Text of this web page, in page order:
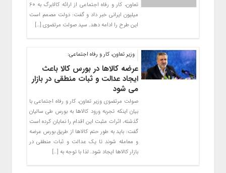
تعاون، کار و رفاه اجتماعی از ارائه کالابرگ به ۶۰
میلیون ایرانی خبر داد و گفت: دولت مصمم است
این طرح را ادامه دهد. سید صولت مرتضوی […]
وزیر تعاون، کار و رفاه اجتماعی:
عرضه کالاها در بورس کالا باعث
ایجاد عدالت و ثبات منطقی در بازار
می شود
صولت مرتضوی وزیر تعاون، کار و رفاه اجتماعی با
بیان اینکه تجربه ورود کالاها به بورس طی سالیان
گذشته، اثرات مثبت این اقدام را نمایان کرده است
گفت: باید به طور حتم کالاها از طریق بورس عرضه
و معامله شوند تا یک عدالت و ثبات منطقی در
بازار کالاها ایجاد شود. لذا با توجه به […]